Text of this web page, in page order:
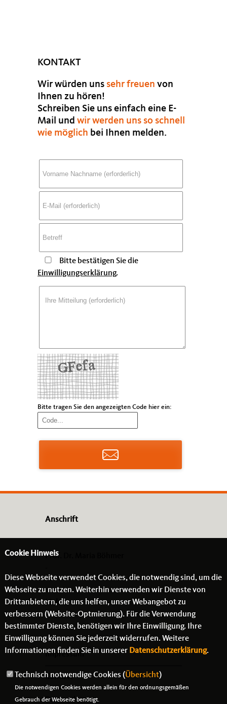
KONTAKT
Wir würden uns sehr freuen von
Ihnen zu hören!
Schreiben Sie uns einfach eine E-
Mail und wir werden uns so schnell
wie möglich bei Ihnen melden.
Bitte bestätigen Sie die
Einwilligungserklärung.
Bitte tragen Sie den angezeigten Code hier ein:
Anschrift
Prof. Dr. Maria Böhmer
- -
Links
Impressum
Kontakt
Datenschutz
Cookie Hinweis
Diese Webseite verwendet Cookies, die notwendig sind, um die
Webseite zu nutzen. Weiterhin verwenden wir Dienste von
Drittanbietern, die uns helfen, unser Webangebot zu
verbessern (Website-Optmierung). Für die Verwendung
bestimmter Dienste, benötigen wir Ihre Einwilligung. Ihre
Einwilligung können Sie jederzeit widerrufen. Weitere
Informationen finden Sie in unserer Datenschutzerklärung.
Technisch notwendige Cookies (Übersicht)
Die notwendigen Cookies werden allein für den ordnungsgemäßen
Gebrauch der Webseite benötigt.